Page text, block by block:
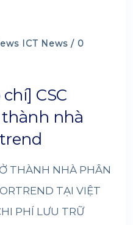
ICT News / 0
CSC
nhà
THÀNH NHÀ PHÂN
TẠI VIỆT
PHÍ LƯU TRỮ